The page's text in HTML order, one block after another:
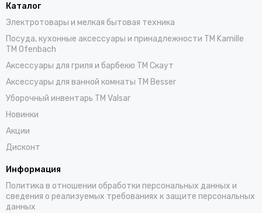
Каталог
Электротовары и мелкая бытовая техника
Посуда, кухонные аксессуары и принадлежности TM Kamille
TM Ofenbach
Аксессуары для гриля и барбекю TM Скаут
Аксессуары для ванной комнаты TM Besser
Уборочный инвентарь TM Valsar
Новинки
Акции
Дисконт
Информация
Политика в отношении обработки персональных данных и
сведения о реализуемых требованиях к защите персональных
данных